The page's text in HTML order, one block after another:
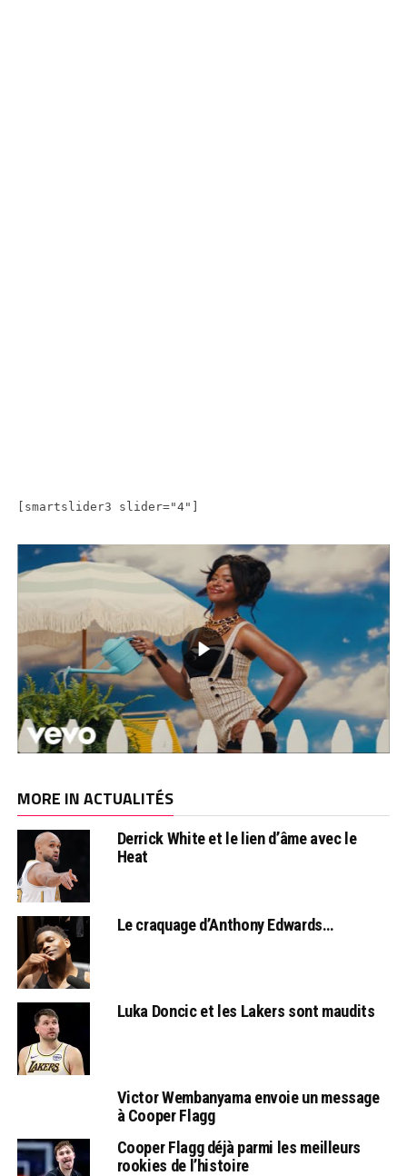
[smartslider3 slider="4"]
MORE IN ACTUALITÉS
Derrick White et le lien d’âme avec le
Heat
Le craquage d’Anthony Edwards…
Luka Doncic et les Lakers sont maudits
Victor Wembanyama envoie un message
à Cooper Flagg
Cooper Flagg déjà parmi les meilleurs
rookies de l’histoire